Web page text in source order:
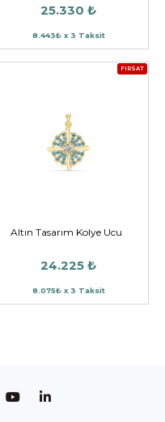
25.330 ₺
8.443₺ x 3 Taksit
FIRSAT
Altın Tasarım Kolye Ucu
24.225 ₺
8.075₺ x 3 Taksit